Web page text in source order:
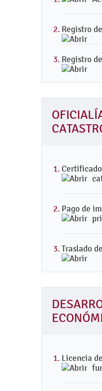
Registro
Registro
Pago de
Traslado
Licencia de